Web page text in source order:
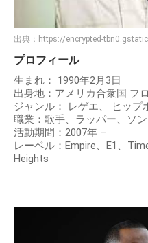
出典： https://encrypted-
プロフィール
生まれ： 1990年2月3日
出身地：アメリカ合衆国 フ
ジャンル： レゲエ、 ヒップ
職業：歌手、ラッパー、ソ
活動期間：2007年 –
レーベル：Empire、E1、
Heights